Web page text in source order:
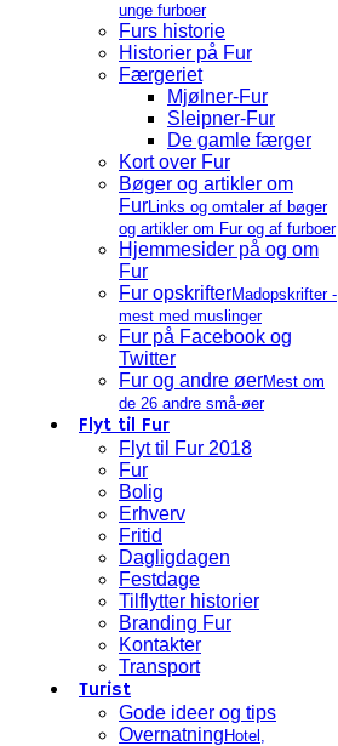
unge furboer
Furs historie
Historier på Fur
Færgeriet
Mjølner-Fur
Sleipner-Fur
De gamle færger
Kort over Fur
Bøger og artikler om
FurLinks og omtaler af bøger
og artikler om Fur og af furboer
Hjemmesider på og om
Fur
Fur opskrifterMadopskrifter -
mest med muslinger
Fur på Facebook og
Twitter
Fur og andre øerMest om
de 26 andre små-øer
Flyt til Fur
Flyt til Fur 2018
Fur
Bolig
Erhverv
Fritid
Dagligdagen
Festdage
Tilflytter historier
Branding Fur
Kontakter
Transport
Turist
Gode ideer og tips
Overnatning Hotel,